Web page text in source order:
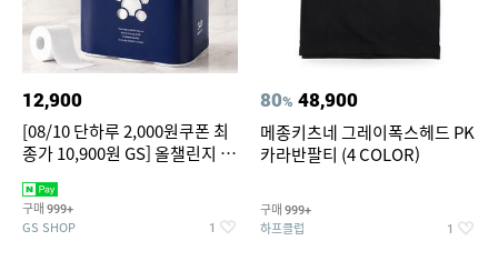
12,900
[08/10 단하루 2,000원쿠폰 최
종가 10,900원 GS] 올챌린지 더
이비 30m 30롤 1팩
구매 999+
GS SHOP 1
80% 48,900
메종키츠네 그레이폭스헤드 PK
카라반팔티 (4 COLOR)
구매 999+
하프클럽 1